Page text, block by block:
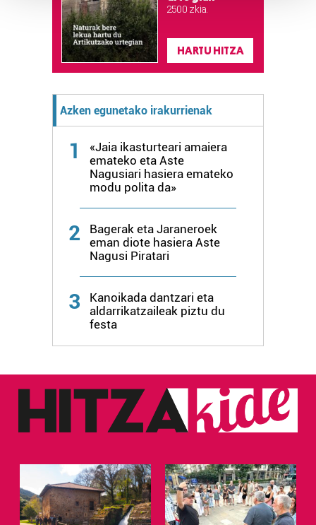
Guk eta gure bazkideek zure datu pertsonalak
prozesatzen ditugu, zure IP zenbakia, besteak beste,
teknologia erabiliz, cookieak adibidez, iragarki eta eduki
produktuak garatzeko. Zure datuak nork eta zertarako
erabiltzen dituen hauta dezakezu.
Bazkide batzuek ez dizute baimenik eskatzen, eta beren
interes komertzial legitimoetan babesten dira. Ikusi gure
bazkideen zerrenda, beren ustez zein helburutarako
duten interes legitimoa eta horren aurka nola egin
dezakezun ikusteko.
Lortu zure datu pertsonalak prozesatzeko moduari
datuen atalean. Edozein unetan alda edo ken dezakezu
zure baimena Cookieen adierazpenean.
zerbitzuak hobetzeko asmoz, cookie teknologiaz
baliatzen gara. Ohar hau onartuz gero, teknologia hori
erabiltzeko baimen esplizitua ematen diguzu. Gehiago
2.500 zkia.
HARTU HITZA
Azken egunetako irakurrienak
1
«Jaia ikasturteari amaiera
emateko eta Aste
Nagusiari hasiera emateko
modu polita da»
2
Bagerak eta Jaraneroek
eman diote hasiera Aste
Nagusi Piratari
3
Kanoikada dantzari eta
aldarrikatzaileak piztu du
festa